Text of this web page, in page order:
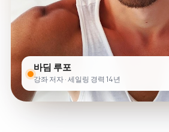
바딤 루포
강좌 저자 · 세일링 경력 14년